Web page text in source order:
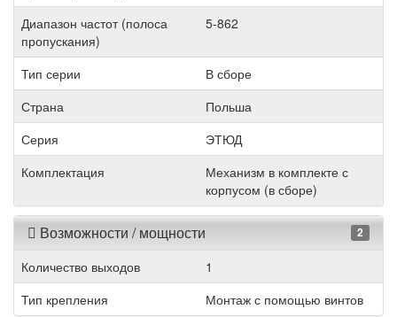
Диапазон частот (полоса
пропускания)
5-862
Тип серии
В сборе
Страна
Польша
Серия
ЭТЮД
Комплектация
Механизм в комплекте с
корпусом (в сборе)
Возможности / мощности 2
Количество выходов
1
Тип крепления
Монтаж с помощью винтов